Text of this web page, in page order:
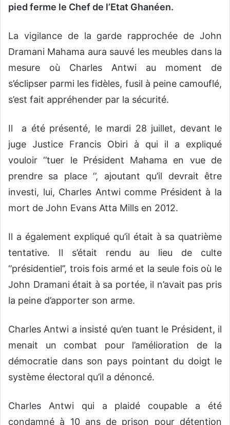
pied ferme le Chef de l’Etat Ghanéen.
La vigilance de la garde rapprochée de John
Dramani Mahama aura sauvé les meubles dans la
mesure où Charles Antwi au moment de
s’éclipser parmi les fidèles, fusil à peine camouflé,
s’est fait appréhender par la sécurité.
Il a été présenté, le mardi 28 juillet, devant le
juge Justice Francis Obiri à qui il a expliqué
vouloir ‘’tuer le Président Mahama en vue de
prendre sa place ‘’, ajoutant qu’il devrait être
investi, lui, Charles Antwi comme Président à la
mort de John Evans Atta Mills en 2012.
Il a également expliqué qu’il était à sa quatrième
tentative. Il s’était rendu au lieu de culte
‘’présidentiel’’, trois fois armé et la seule fois où le
John Dramani était à sa portée, il n’avait pas pris
la peine d’apporter son arme.
Charles Antwi a insisté qu’en tuant le Président, il
menait un combat pour l’amélioration de la
démocratie dans son pays pointant du doigt le
système électoral qu’il a dénoncé.
Charles Antwi qui a plaidé coupable a été
condamné à 10 ans de prison pour détention